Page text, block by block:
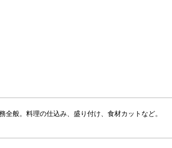
全般。料理の仕込み、盛り付け、食材カットなど。